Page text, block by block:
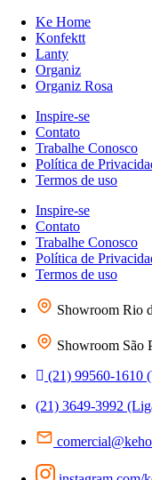
Ke Home
Konfektt
Lanty
Organiz
Organiz Rosa
Inspire-se
Contato
Trabalhe Conosco
Política de
Termos de uso
Inspire-se
Contato
Trabalhe Conosco
Política de
Termos de uso
Showroom Rio
Showroom São
(21) 99560-1610
(21) 3649-3992